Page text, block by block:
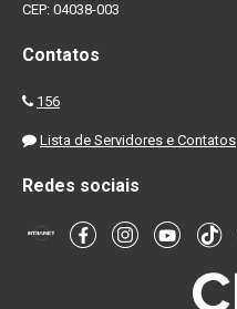
CEP: 04038-003
Contatos
156
Lista de Servidores e Contatos
Redes sociais